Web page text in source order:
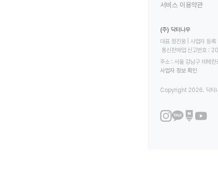
서비스 이용약관
(주) 닥터나우
대표 정진웅 | 사업자
통신판매업 신고번호
주소 : 서울 강남구 테헤
사업자 정보 확인
Copyright 2026. 닥터